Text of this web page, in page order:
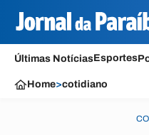
Últimas NotíciasEsportes
Home>cotidiano